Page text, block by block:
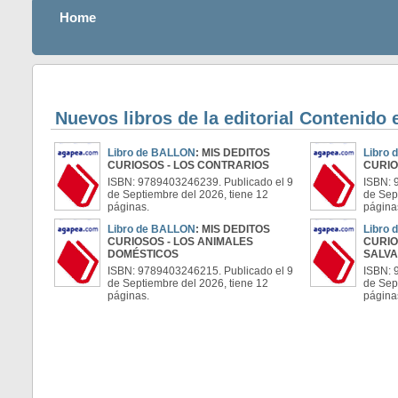
Home
Nuevos libros de la editorial Contenido
Libro de BALLON : MIS DEDITOS
CURIOSOS - LOS CONTRARIOS
ISBN: 9789403246239. Publicado el 9
de Septiembre del 2026, tiene 12
páginas.
Libro
ISBN:
de
Libro de BALLON : MIS DEDITOS
CURIOSOS - LOS ANIMALES
DOMÉSTICOS
ISBN: 9789403246215. Publicado el 9
de Septiembre del 2026, tiene 12
páginas.
Libro
ISBN:
de